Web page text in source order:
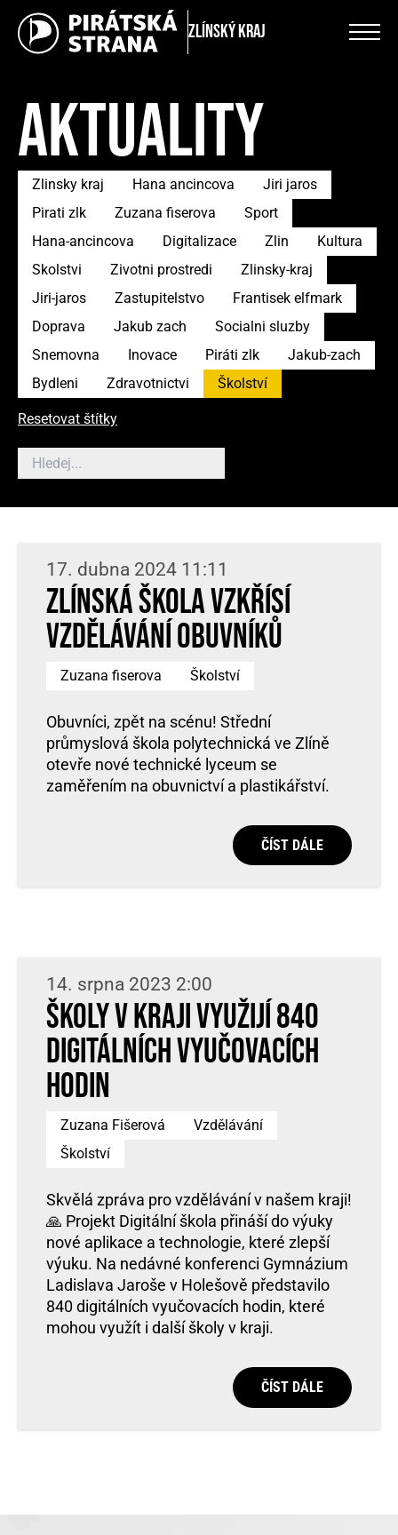
Zlínský kraj
AKTUALITY
Zlinsky kraj Hana ancincova
Jiri jaros
Pirati zlk
Zuzana fiserova
Sport
Hana-ancincova
Digitalizace Zlin
Kultura
Skolstvi
Zivotni prostredi
Zlinsky-kraj
Jiri-jaros
Zastupitelstvo
Frantisek elfmark
Doprava
Jakub zach
Socialni sluzby
Snemovna
Inovace Piráti zlk
Jakub-zach
Bydleni
Zdravotnictvi Školství
Resetovat štítky
17. dubna 2024 11:11
Zlínská škola vzkřísí
vzdělávání obuvníků
Zuzana fiserova Školství
Obuvníci, zpět na scénu! Střední
průmyslová škola polytechnická ve Zlíně
otevře nové technické lyceum se
zaměřením na obuvnictví a plastikářství.
ČÍST DÁLE
14. srpna 2023 2:00
Školy v kraji využijí 840
digitálních vyučovacích
hodin
Zuzana Fišerová
Vzdělávání
Školství
Skvělá zpráva pro vzdělávání v našem kraji!
🙏 Projekt Digitální škola přináší do výuky
nové aplikace a technologie, které zlepší
výuku. Na nedávné konferenci Gymnázium
Ladislava Jaroše v Holešově představilo
840 digitálních vyučovacích hodin, které
mohou využít i další školy v kraji.
ČÍST DÁLE